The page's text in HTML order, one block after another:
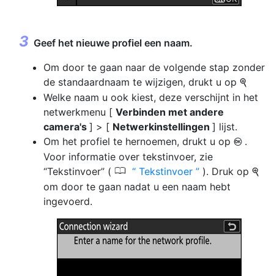
Geef het nieuwe profiel een naam.
Om door te gaan naar de volgende stap zonder
de standaardnaam te wijzigen, drukt u op X
Welke naam u ook kiest, deze verschijnt in het
netwerkmenu [ Verbinden met andere
camera's ] > [ Netwerkinstellingen ] lijst.
Om het profiel te hernoemen, drukt u op J .
Voor informatie over tekstinvoer, zie
“Tekstinvoer” ( 0 Tekstinvoer ). Druk op X
om door te gaan nadat u een naam hebt
ingevoerd.